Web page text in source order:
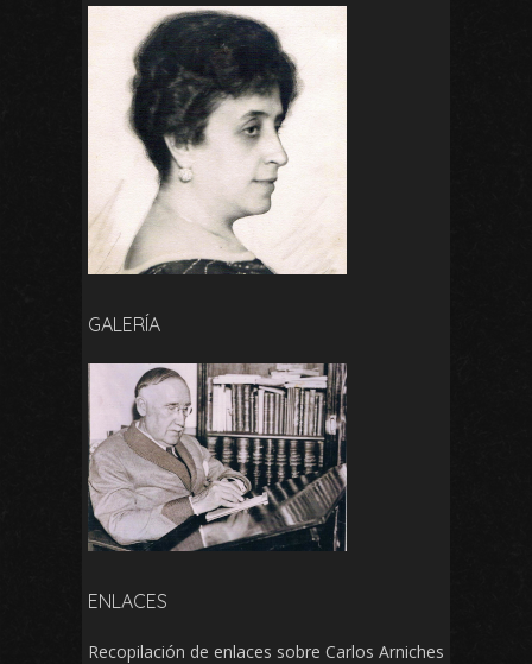
GALERÍA
ENLACES
Recopilación de enlaces sobre Carlos Arniches